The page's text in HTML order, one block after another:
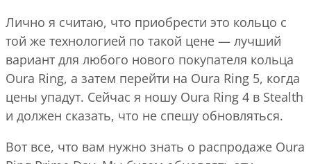
Лично я считаю, что приобрести это кольцо с
той же технологией по такой цене — лучший
вариант для любого нового покупателя кольца
Oura Ring, а затем перейти на Oura Ring 5, когда
цены упадут. Сейчас я ношу Oura Ring 4 в Stealth
и должен сказать, что не спешу обновляться.
Вот все, что вам нужно знать о распродаже Oura